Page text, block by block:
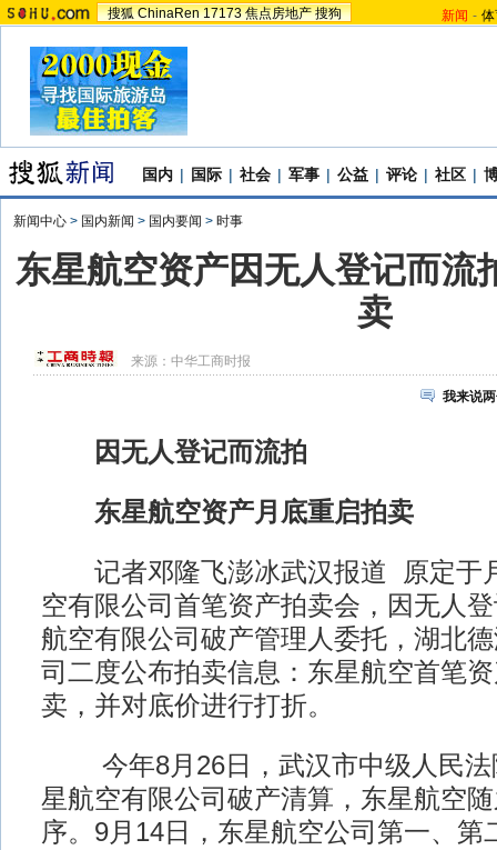
搜狐 ChinaRen 17173 焦点房地产 搜狗 新闻 -
国内 | 国际 | 社会 | 军事 | 公益 | 评论 | 社区 |
新闻中心 > 国内新闻 > 国内要闻 > 时事
东星航空资产因无人登记而流
卖
来源： 中华工商时报
我来说
因无人登记而流拍
东星航空资产月底重启拍卖
记者邓隆飞澎冰武汉报道 原定于
空有限公司首笔资产拍卖会，因无人
航空有限公司破产管理人委托，湖北
司二度公布拍卖信息：东星航空首笔
卖，并对底价进行打折。
今年8月26日，武汉市中级人民法
星航空有限公司破产清算，东星航空
序。9月14日，东星航空公司第一、第